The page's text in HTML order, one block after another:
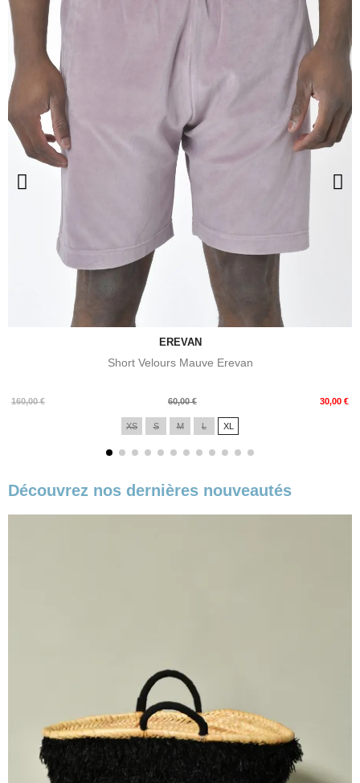
EREVAN
Short Velours Mauve Erevan
160,00 €
Prix
60,00 € 30,00 €
Prix
XS S M L XL
Découvrez nos dernières nouveautés